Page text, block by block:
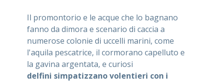
Il promontorio e le acque che lo bagnano
fanno da dimora e scenario di caccia a
numerose colonie di uccelli marini, come
l'aquila pescatrice, il cormorano capelluto e
la gavina argentata, e curiosi
delfini simpatizzano volentieri con i